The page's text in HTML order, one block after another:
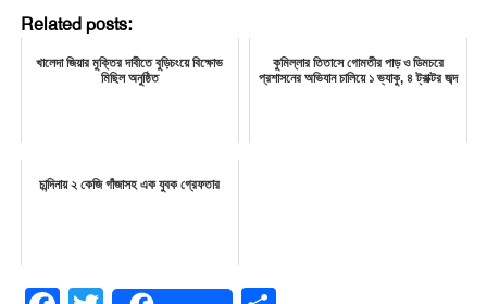
Related posts:
খালেদা জিয়ার মুক্তির দাবীতে বুড়িচংয়ে বিক্ষোভ
মিছিল অনুষ্ঠিত
কুমিল্লার তিতাসে গোমতীর পাড় ও ডিমচরে
প্রশাসনের অভিযান চালিয়ে ১ ভ্যাকু, ৪ ট্রাক্টর জব্দ
চান্দিনায় ২ কেজি গাঁজাসহ এক যুবক গ্রেফতার